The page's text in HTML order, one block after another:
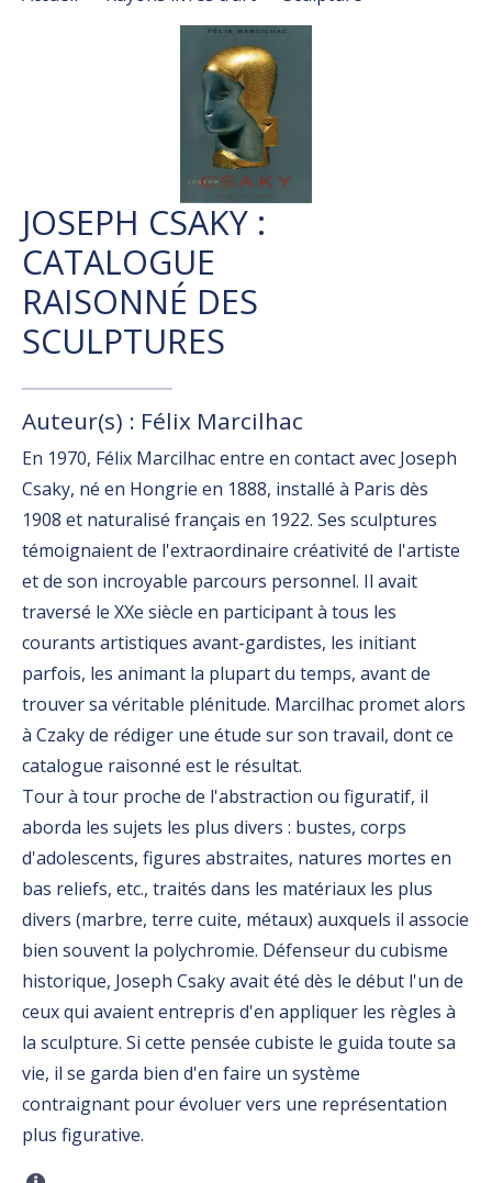
JOSEPH CSAKY :
CATALOGUE
RAISONNÉ DES
SCULPTURES
Auteur(s) : Félix Marcilhac
En 1970, Félix Marcilhac entre en contact avec Joseph
Csaky, né en Hongrie en 1888, installé à Paris dès
1908 et naturalisé français en 1922. Ses sculptures
témoignaient de l'extraordinaire créativité de l'artiste
et de son incroyable parcours personnel. Il avait
traversé le XXe siècle en participant à tous les
courants artistiques avant-gardistes, les initiant
parfois, les animant la plupart du temps, avant de
trouver sa véritable plénitude. Marcilhac promet alors
à Czaky de rédiger une étude sur son travail, dont ce
catalogue raisonné est le résultat.
Tour à tour proche de l'abstraction ou figuratif, il
aborda les sujets les plus divers : bustes, corps
d'adolescents, figures abstraites, natures mortes en
bas reliefs, etc., traités dans les matériaux les plus
divers (marbre, terre cuite, métaux) auxquels il associe
bien souvent la polychromie. Défenseur du cubisme
historique, Joseph Csaky avait été dès le début l'un de
ceux qui avaient entrepris d'en appliquer les règles à
la sculpture. Si cette pensée cubiste le guida toute sa
vie, il se garda bien d'en faire un système
contraignant pour évoluer vers une représentation
plus figurative.